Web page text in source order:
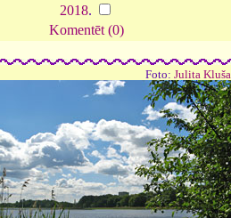
2018.
Komentēt (0)
Foto: Julita Kluša